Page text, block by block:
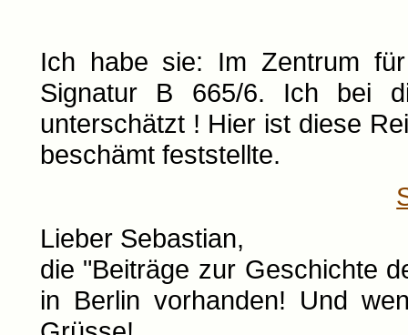
Ich habe sie: Im Zentrum
Signatur B 665/6. Ich bei
unterschätzt ! Hier ist diese
beschämt feststellte.
Lieber Sebastian,
die "Beiträge zur Geschichte
in Berlin vorhanden! Und